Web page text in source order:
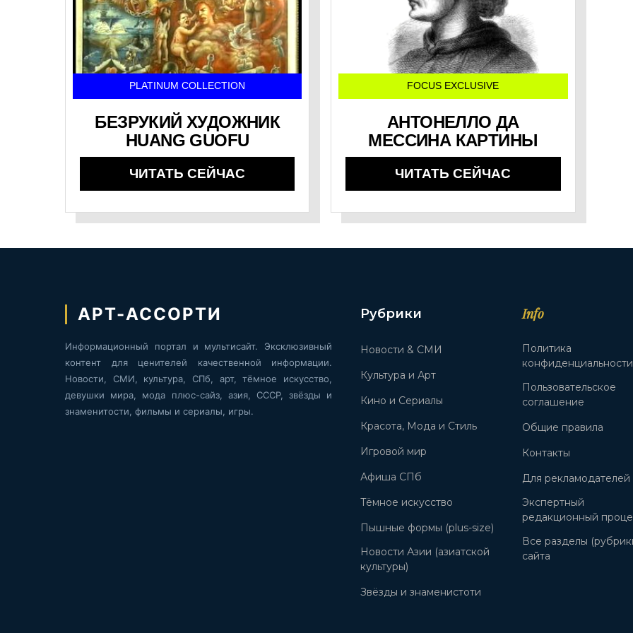
PLATINUM COLLECTION
БЕЗРУКИЙ ХУДОЖНИК
HUANG GUOFU
ЧИТАТЬ СЕЙЧАС
FOCUS EXCLUSIVE
АНТОНЕЛЛО ДА
МЕССИНА КАРТИНЫ
ЧИТАТЬ СЕЙЧАС
АРТ-АССОРТИ
Информационный портал и мультисайт. Эксклюзивный
контент для ценителей качественной информации.
Новости, СМИ, культура, СПб, арт, тёмное искусство,
девушки мира, мода плюс-сайз, азия, СССР, звёзды и
знаменитости, фильмы и сериалы, игры.
Рубрики
Новости & СМИ
Культура и Арт
Кино и Сериалы
Красота, Мода и Стиль
Игровой мир
Афиша СПб
Тёмное искусство
Пышные формы (plus-size)
Новости Азии (азиатской
культуры)
Звёзды и знаменистоти
Info
Политика
конфиденциальности
Пользовательское
соглашение
Общие правила
Контакты
Для рекламодателей
Экспертный
редакционный
Все разделы
сайта